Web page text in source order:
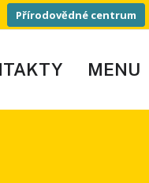
Přírodovědné centrum
MENU